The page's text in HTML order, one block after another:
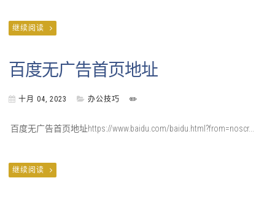
继续阅读
百度无广告首页地址
十月 04, 2023 办公技巧 ✏️
百度无广告首页地址https://www.baidu.com/baidu.html?from=noscr...
继续阅读